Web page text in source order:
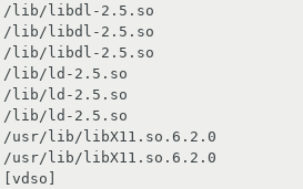
/lib/libdl-2.5.so
/lib/libdl-2.5.so
/lib/libdl-2.5.so
/lib/ld-2.5.so
/lib/ld-2.5.so
/lib/ld-2.5.so
/usr/lib/libX11.so.6.2.0
/usr/lib/libX11.so.6.2.0